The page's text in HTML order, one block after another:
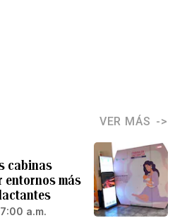
VER MÁS
cabinas
entornos más
a.m.